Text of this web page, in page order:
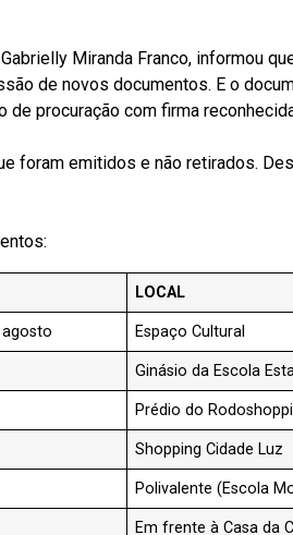
Miranda Franco, informou
de novos documentos. E o
procuração com firma
foram emitidos e não retirados.
LOCAL
agosto Espaço Cultural
Ginásio da Escola
Prédio do
Shopping Cidade Luz
Polivalente (Escola
Em frente à Casa da